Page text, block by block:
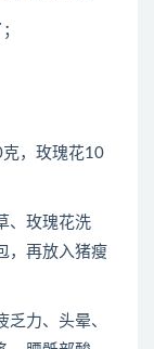
，玫瑰花10
、玫瑰花洗
，再放入猪瘦
力、头晕、